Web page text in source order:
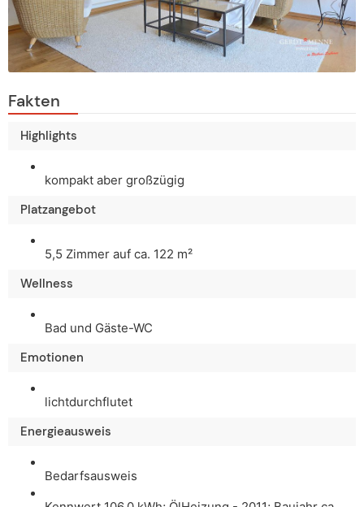
Fakten
Highlights
kompakt aber großzügig
Platzangebot
5,5 Zimmer auf ca. 122 m²
Wellness
Bad und Gäste-WC
Emotionen
lichtdurchflutet
Energieausweis
Bedarfsausweis